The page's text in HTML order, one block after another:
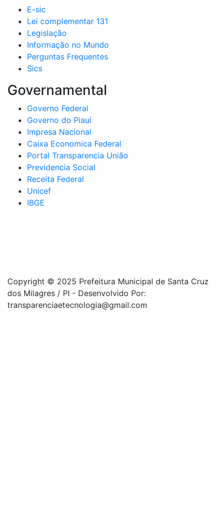
E-sic
Lei complementar 131
Legislação
Informação no Mundo
Perguntas Frequentes
Sics
Governamental
Governo Federal
Governo do Piauí
Impresa Nacional
Caixa Economica Federal
Portal Transparencia União
Previdencia Social
Receita Federal
Unicef
IBGE
Copyright © 2025 Prefeitura Municipal de Santa Cruz
dos Milagres / PI - Desenvolvido Por:
transparenciaetecnologia@gmail.com